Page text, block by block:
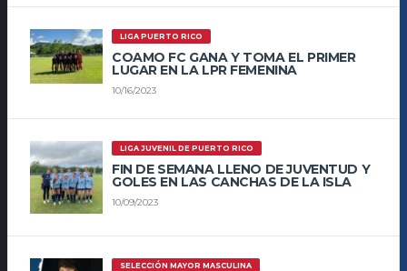
LIGA PUERTO RICO
COAMO FC GANA Y TOMA EL PRIMER
LUGAR EN LA LPR FEMENINA
10/16/2023
LIGA JUVENIL DE PUERTO RICO
FIN DE SEMANA LLENO DE JUVENTUD Y
GOLES EN LAS CANCHAS DE LA ISLA
10/09/2023
SELECCIÓN MAYOR MASCULINA